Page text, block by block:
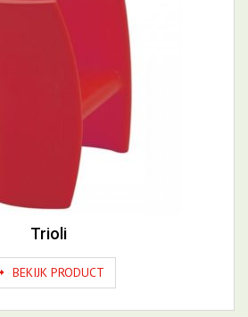
Trioli
BEKIJK PRODUCT